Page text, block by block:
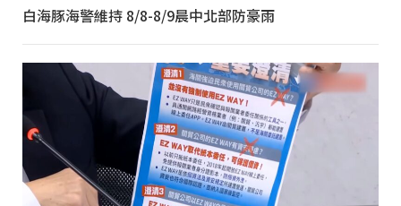
白海豚海警維持 8/8-8/9晨中北部防豪雨